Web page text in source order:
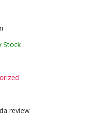
Stock
review